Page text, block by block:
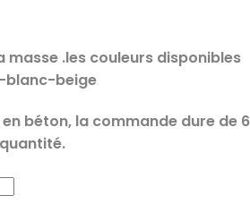
masse .les couleurs disponibles
blanc-beige
béton, la commande dure de 6